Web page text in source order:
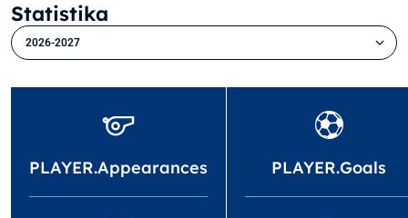
Statistika
2026-2027
PLAYER.Appearances PLAYER.Goals